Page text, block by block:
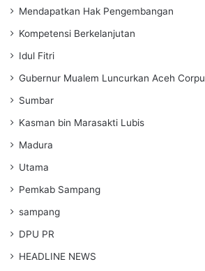
Mendapatkan Hak Pengembangan
Kompetensi Berkelanjutan
Idul Fitri
Gubernur Mualem Luncurkan Aceh Corpu
Sumbar
Kasman bin Marasakti Lubis
Madura
Utama
Pemkab Sampang
sampang
DPU PR
HEADLINE NEWS